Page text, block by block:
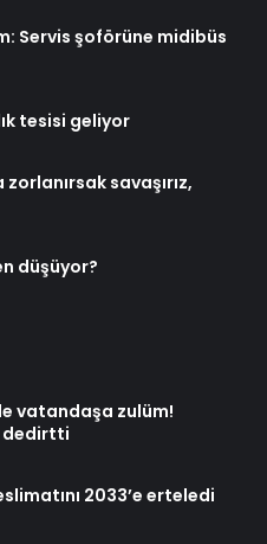
Servis şoförüne midibüs
tesisi geliyor
savaşırız,
düşüyor?
vatandaşa zulüm!
dedirtti
2033’e erteledi